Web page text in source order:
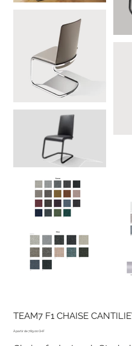
TEAM7 F1 CHAISE
Prix 789.00 CHF